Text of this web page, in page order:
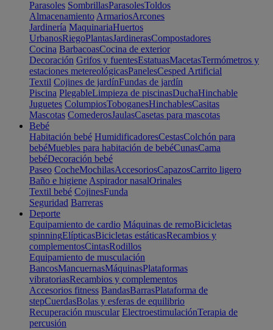
Parasoles SombrillasParasolesToldos
Almacenamiento ArmariosArcones
Jardinería MaquinariaHuertos
UrbanosRiegoPlantasJardinerasCompostadores
Cocina BarbacoasCocina de exterior
Decoración Grifos y fuentesEstatuasMacetasTermómetros y
estaciones metereológicasPanelesCesped Artificial
Textil Cojines de jardínFundas de jardín
Piscina PlegableLimpieza de piscinasDuchaHinchable
Juguetes ColumpiosToboganesHinchablesCasitas
Mascotas ComederosJaulasCasetas para mascotas
Bebé
Habitación bebé HumidificadoresCestasColchón para
bebéMuebles para habitación de bebéCunasCama
bebéDecoración bebé
Paseo CocheMochilasAccesoriosCapazosCarrito ligero
Baño e higiene Aspirador nasalOrinales
Textil bebé CojinesFunda
Seguridad Barreras
Deporte
Equipamiento de cardio Máquinas de remoBicicletas
spinningElípticasBicicletas estáticasRecambios y
complementosCintasRodillos
Equipamiento de musculación
BancosMancuernasMáquinasPlataformas
vibratoriasRecambios y complementos
Accesorios fitness BandasBarrasPlataforma de
stepCuerdasBolas y esferas de equilibrio
Recuperación muscular ElectroestimulaciónTerapia de
percusión